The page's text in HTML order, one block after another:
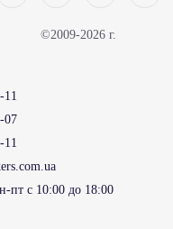
©2009-2026 г.
11
07
11
пт с 10:00 до 18:00